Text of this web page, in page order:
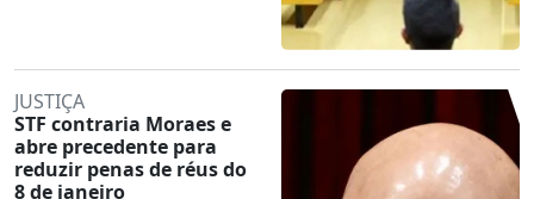
JUSTIÇA
STF contraria Moraes e
abre precedente para
reduzir penas de réus do
8 de janeiro